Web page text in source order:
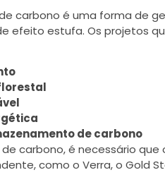
carbono é uma forma de
efeito estufa. Os projetos
de carbono
carbono, é necessário
como o Verra, o Gold